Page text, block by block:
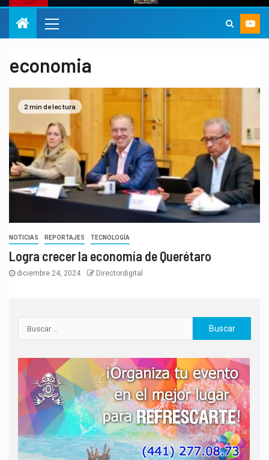
economia
2 min de lectura
NOTICIAS REPORTAJES TECNOLOGÍA
Logra crecer la economía de Querétaro
diciembre 24, 2024 Directordigital